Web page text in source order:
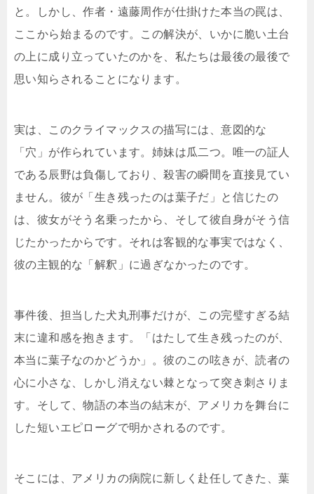
と。しかし、作者・遠藤周作が仕掛けた本当の罠は、
ここから始まるのです。この解決が、いかに脆い土台
の上に成り立っていたのかを、私たちは最後の最後で
思い知らされることになります。
実は、このクライマックスの描写には、意図的な
「穴」が作られています。姉妹は瓜二つ。唯一の証人
である辰野は負傷しており、殺害の瞬間を直接見てい
ません。彼が「生き残ったのは葉子だ」と信じたの
は、彼女がそう名乗ったから、そして彼自身がそう信
じたかったからです。それは客観的な事実ではなく、
彼の主観的な「解釈」に過ぎなかったのです。
事件後、担当した犬丸刑事だけが、この完璧すぎる結
末に違和感を抱きます。「はたして生き残ったのが、
本当に葉子なのかどうか」。彼のこの呟きが、読者の
心に小さな、しかし消えない棘となって突き刺さりま
す。そして、物語の本当の結末が、アメリカを舞台に
した短いエピローグで明かされるのです。
そこには、アメリカの病院に新しく赴任してきた、葉